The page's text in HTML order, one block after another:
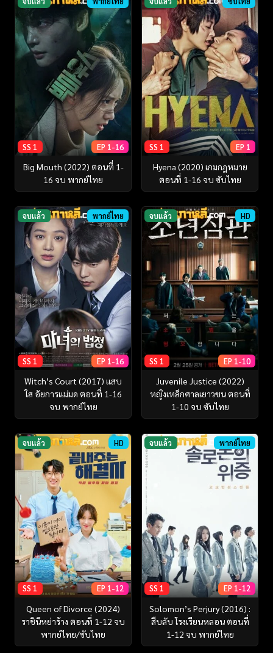
SS 1 EP 1-16
Big Mouth (2022) ตอนที่ 1-
16 จบ พากย์ไทย
SS 1 EP 1
Hyena (2020) เกมกฎหมาย
ตอนที่ 1-16 จบ ซับไทย
จบแล้ว พากย์ไทย
SS 1 EP 1-16
Witch’s Court (2017) แสบ
ใส อัยการแม่มด ตอนที่ 1-16
จบ พากย์ไทย
จบแล้ว HD
SS 1 EP 1-10
Juvenile Justice (2022)
หญิงเหล็กศาลเยาวชน ตอนที่
1-10 จบ ซับไทย
จบแล้ว HD
SS 1 EP 1-12
Queen of Divorce (2024)
ราชินีหย่าร้าง ตอนที่ 1-12 จบ
พากย์ไทย/ซับไทย
จบแล้ว พากย์ไทย
SS 1 EP 1-12
Solomon’s Perjury (2016) :
สืบลับ โรงเรียนหลอน ตอนที่
1-12 จบ พากย์ไทย